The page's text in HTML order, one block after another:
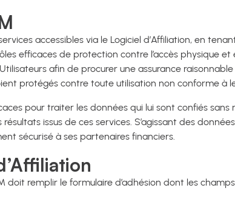
services accessibles via le Logiciel d’Affiliation, en
efficaces de protection contre l’accès physique
afin de procurer une assurance
protégés contre toute utilisation non conforme à
pour traiter les données qui lui sont confiés
issus de ces services. S’agissant des
sécurisé à ses partenaires financiers.
doit remplir le formulaire d’adhésion dont les